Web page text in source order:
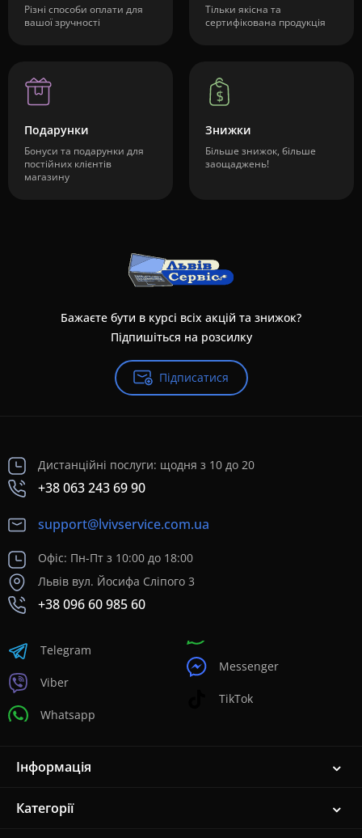
Різні способи оплати для
вашої зручності
Тільки якісна та
сертифікована продукція
Подарунки
Бонуси та подарунки для
постійних клієнтів
магазину
Знижки
Більше знижок, більше
заощаджень!
Бажаєте бути в курсі всіх акцій та знижок?
Підпишіться на розсилку
Підписатися
Дистанційні послуги: щодня з 10 до 20
+38 063 243 69 90
support@lvivservice.com.ua
Офіс: Пн-Пт з 10:00 до 18:00
Львів вул. Йосифа Сліпого 3
+38 096 60 985 60
Telegram
Viber
Whatsapp
Messenger
TikTok
Інформація
Категорії